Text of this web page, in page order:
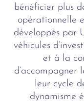
bénéficier plus
opérationnelle
développés par
véhicules
et à la
d’accompagner
leur cycle
dynamisme